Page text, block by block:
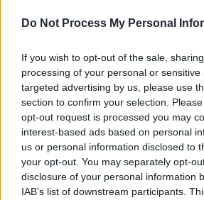
Do Not Process My Personal
If you wish to opt-out of the sale,
processing of your personal or
targeted advertising by us, please use
section to confirm your selection.
opt-out request is processed you may
interest-based ads based on personal
us or personal information disclosed to
your opt-out. You may separately opt-
disclosure of your personal information
IAB’s list of downstream participants.